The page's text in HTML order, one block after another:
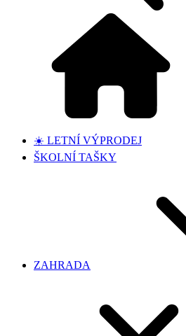
☀️ LETNÍ VÝPRODEJ
ŠKOLNÍ TAŠKY
ZAHRADA